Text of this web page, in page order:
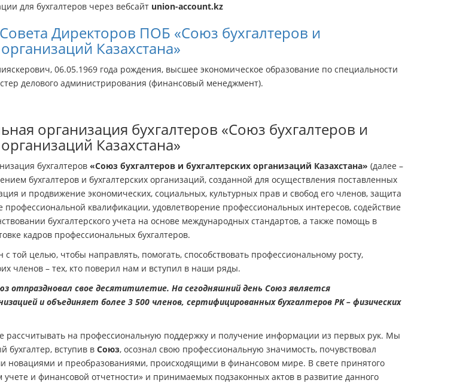
для бухгалтеров через вебсайт union-account.kz
Директоров ПОБ «Союз бухгалтеров и
Казахстана»
06.05.1969 года рождения, высшее экономическое образование по специальности
делового администрирования (финансовый менеджмент).
организация бухгалтеров «Союз бухгалтеров и
Казахстана»
бухгалтеров «Союз бухгалтеров и бухгалтерских организаций Казахстана» (далее –
бухгалтеров и бухгалтерских организаций, созданной для осуществления поставленных
и продвижение экономических, социальных, культурных прав и свобод его членов, защита
профессиональной квалификации, удовлетворение профессиональных интересов, содействие
бухгалтерского учета на основе международных стандартов, а также помощь в
кадров профессиональных бухгалтеров.
той целью, чтобы направлять, помогать, способствовать профессиональному росту,
членов – тех, кто поверил нам и вступил в наши ряды.
отпраздновал свое десятитилетие. На сегодняшний день Союз является
и объединяет более 3 500 членов, сертифицированных бухгалтеров РК – физических
рассчитывать на профессиональную поддержку и получение информации из первых рук. Мы
бухгалтер, вступив в Союз, осознал свою профессиональную значимость, почувствовал
новациями и преобразованиями, происходящими в финансовом мире. В свете принятого
учете и финансовой отчетности» и принимаемых подзаконных актов в развитие данного